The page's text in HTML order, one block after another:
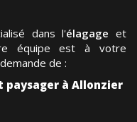
dans l'élagage et
équipe est à votre
de :
paysager à Allonzier